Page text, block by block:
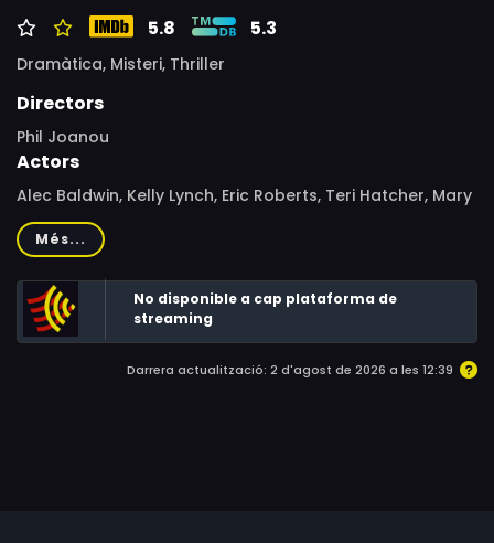
5.8 5.3
Dramàtica, Misteri, Thriller
Directors
Phil Joanou
Actors
Alec Baldwin, Kelly Lynch, Eric Roberts, Teri Hatcher, Mary
Stuart Masterson, Vondie Curtis-Hall, Badja Djola,
Samantha Lagpacan, Joe Viterelli, Tuck Milligan,
Hawthorne James, Don Stark, Anne Schedeen, Carl A.
McGee, Paul Guilfoyle, Christoph Krisea, Socorro
Santiago, Connie Whittemore
Més...
No disponible a cap plataforma de
streaming
Darrera actualització: 2 d'agost de 2026 a les 12:39